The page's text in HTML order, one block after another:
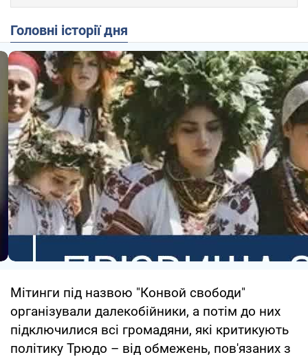
Головні історії дня
Мітинги під назвою "Конвой свободи"
організували далекобійники, а потім до них
підключилися всі громадяни, які критикують
політику Трюдо – від обмежень, пов'язаних з